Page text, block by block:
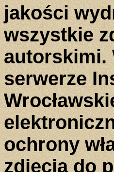
jakości
wszystkie
autorskimi.
serwerze
ochrony
zdjęcia do